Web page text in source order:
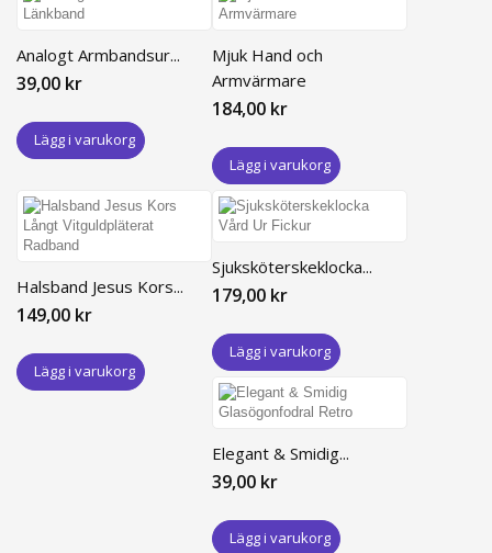
Analogt Armbandsur...
39,00 kr
Lägg i varukorg
Mjuk Hand och
Armvärmare
184,00 kr
Lägg i varukorg
Halsband Jesus Kors...
149,00 kr
Lägg i varukorg
Sjuksköterskeklocka...
179,00 kr
Lägg i varukorg
Elegant & Smidig...
39,00 kr
Lägg i varukorg